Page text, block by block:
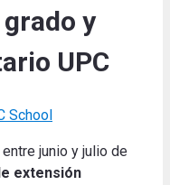
y
UPC
School
junio y julio de
extensión